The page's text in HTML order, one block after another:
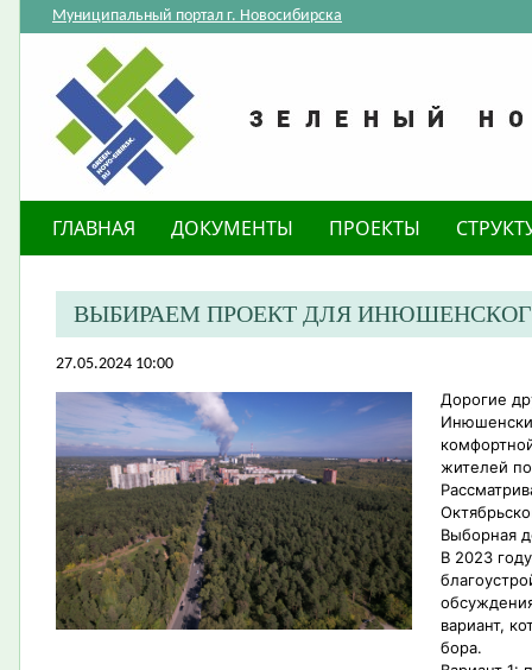
Муниципальный портал г. Новосибирска
ГЛАВНАЯ ДОКУМЕНТЫ ПРОЕКТЫ
ВЫБИРАЕМ ПРОЕКТ ДЛЯ
27.05.2024 10:00
Дорогие
жителей
Выборная
В 2023
вариант,
бора.